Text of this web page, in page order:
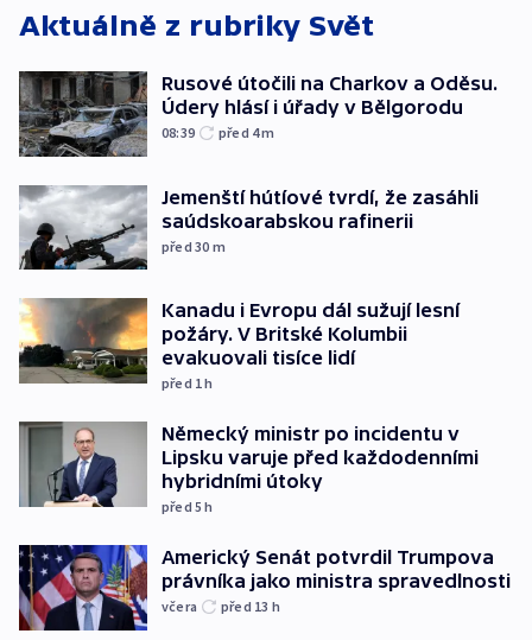
Aktuálně z rubriky Svět
Rusové útočili na Charkov a Oděsu.
Údery hlásí i úřady v Bělgorodu
08:39 před 4m
Jemenští hútíové tvrdí, že zasáhli
saúdskoarabskou rafinerii
před 30 m
Kanadu i Evropu dál sužují lesní
požáry. V Britské Kolumbii
evakuovali tisíce lidí
před 1h
Německý ministr po incidentu v
Lipsku varuje před každodenními
hybridními útoky
před 5h
Americký Senát potvrdil Trumpova
právníka jako ministra spravedlnosti
včera před 13 h